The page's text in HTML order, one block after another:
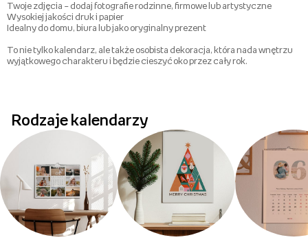
Twoje zdjęcia – dodaj fotografie rodzinne, firmowe lub artystyczne
Wysokiej jakości druk i papier
Idealny do domu, biura lub jako oryginalny prezent
To nie tylko kalendarz, ale także osobista dekoracja, która nada wnętrzu
wyjątkowego charakteru i będzie cieszyć oko przez cały rok.
Rodzaje kalendarzy